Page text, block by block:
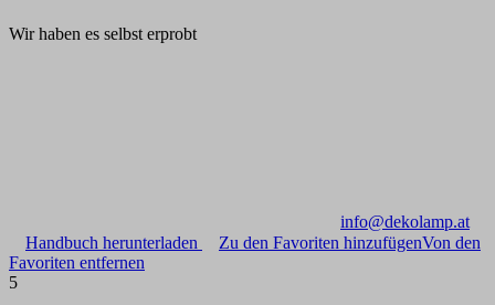
Wir haben es selbst erprobt
info@dekolamp.at
Handbuch herunterladen
Zu den Favoriten hinzufügenVon den
Favoriten entfernen
5